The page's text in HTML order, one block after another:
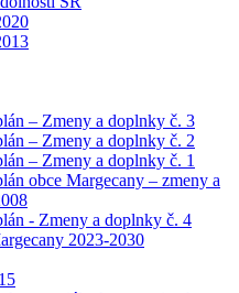
– Zmeny a doplnky č. 3
– Zmeny a doplnky č. 2
– Zmeny a doplnky č. 1
obce Margecany – zmeny a
- Zmeny a doplnky č. 4
2023-2030